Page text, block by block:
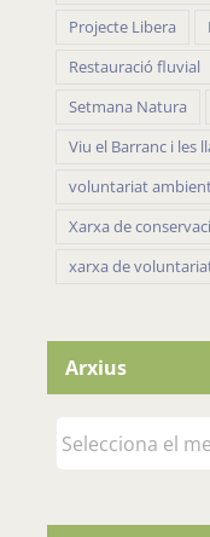
Projecte Libera
Restauració fluvial
Setmana Natura
Viu el Barranc i les
voluntariat
Xarxa de
xarxa de
Arxius
Arxius